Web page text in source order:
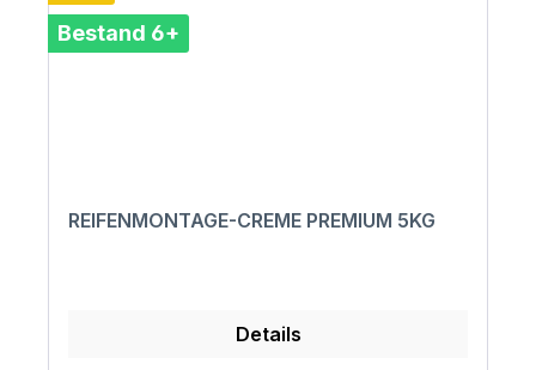
Bestand 6+
REIFENMONTAGE-CREME PREMIUM 5KG
Details